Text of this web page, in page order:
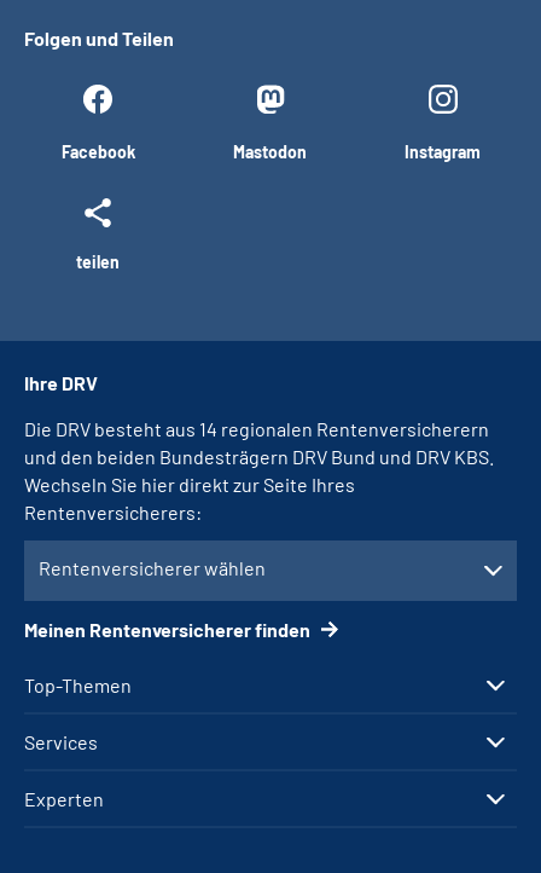
Folgen und Teilen
Facebook Mastodon Instagram
teilen
Top-Themen
Services
Experten
Ihre DRV
Die DRV besteht aus 14 regionalen Rentenversicherern
und den beiden Bundesträgern DRV Bund und DRV KBS.
Wechseln Sie hier direkt zur Seite Ihres
Rentenversicherers:
Rentenversicherer wählen
Meinen Rentenversicherer finden